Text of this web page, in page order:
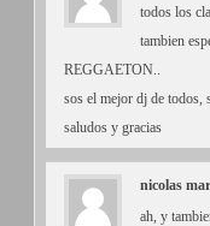
todos los
tambien
REGGAETON..
sos el mejor dj de todos,
saludos y gracias
nicolas
ah, y